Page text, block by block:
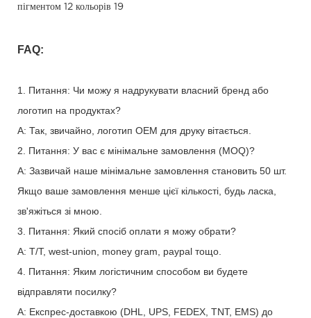
FAQ:
1. Питання: Чи можу я надрукувати власний бренд або
логотип на продуктах?
A: Так, звичайно, логотип OEM для друку вітається.
2. Питання: У вас є мінімальне замовлення (MOQ)?
A: Зазвичай наше мінімальне замовлення становить 50 шт.
Якщо ваше замовлення менше цієї кількості, будь ласка,
зв'яжіться зі мною.
3. Питання: Який спосіб оплати я можу обрати?
A: T/T, west-union, money gram, paypal тощо.
4. Питання: Яким логістичним способом ви будете
відправляти посилку?
A: Експрес-доставкою (DHL, UPS, FEDEX, TNT, EMS) до